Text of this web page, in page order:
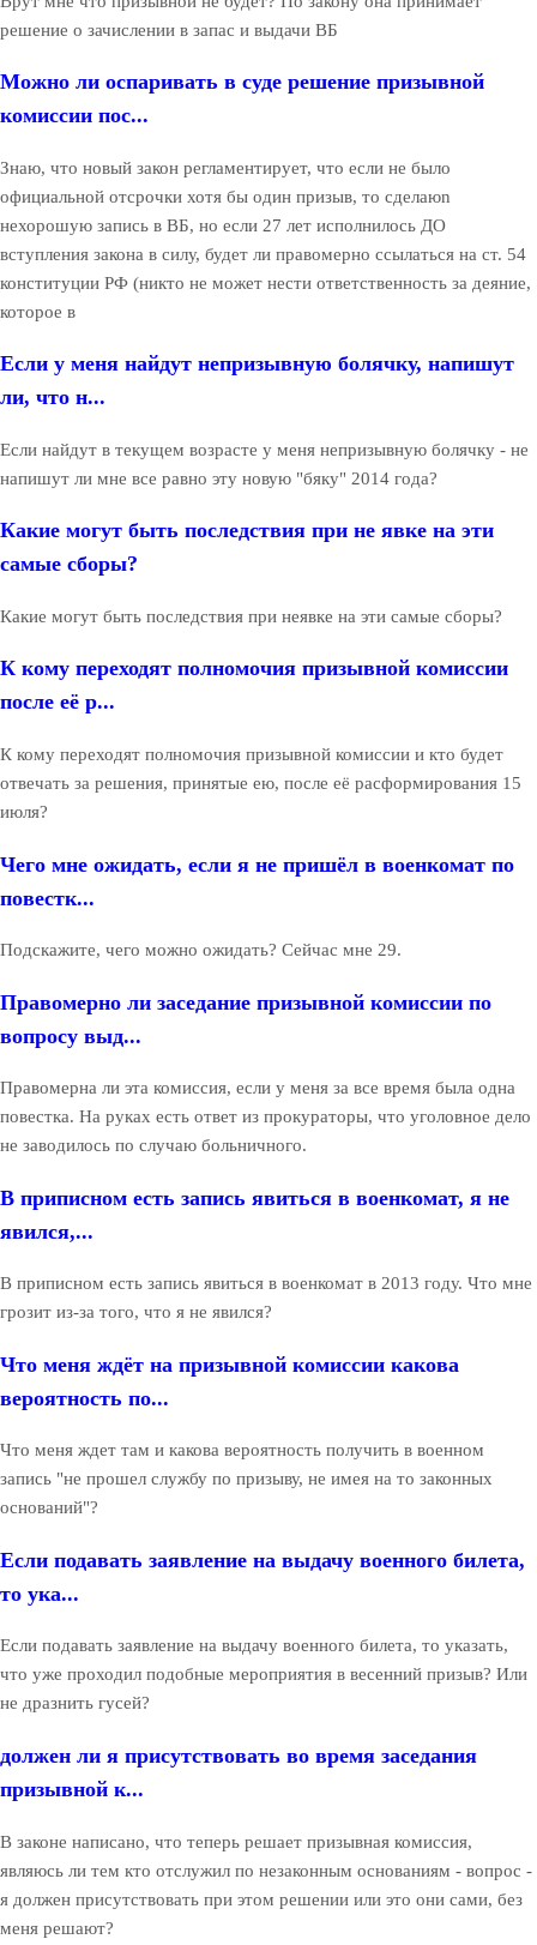
решение о зачислении в запас и выдачи ВБ
Можно ли оспаривать в суде решение призывной
комиссии пос...
Знаю, что новый закон регламентирует, что если не было
официальной отсрочки хотя бы один призыв, то сделаюn
нехорошую запись в ВБ, но если 27 лет исполнилось ДО
вступления закона в силу, будет ли правомерно ссылаться на ст. 54
конституции РФ (никто не может нести ответственность за деяние,
которое в
Если у меня найдут непризывную болячку, напишут
ли, что н...
Если найдут в текущем возрасте у меня непризывную болячку - не
напишут ли мне все равно эту новую "бяку" 2014 года?
Какие могут быть последствия при не явке на эти
самые сборы?
Какие могут быть последствия при неявке на эти самые сборы?
К кому переходят полномочия призывной комиссии
после её р...
К кому переходят полномочия призывной комиссии и кто будет
отвечать за решения, принятые ею, после её расформирования 15
июля?
Чего мне ожидать, если я не пришёл в военкомат по
повестк...
Подскажите, чего можно ожидать? Сейчас мне 29.
Правомерно ли заседание призывной комиссии по
вопросу выд...
Правомерна ли эта комиссия, если у меня за все время была одна
повестка. На руках есть ответ из прокураторы, что уголовное дело
не заводилось по случаю больничного.
В приписном есть запись явиться в военкомат, я не
явился,...
В приписном есть запись явиться в военкомат в 2013 году. Что мне
грозит из-за того, что я не явился?
Что меня ждёт на призывной комиссии какова
вероятность по...
Что меня ждет там и какова вероятность получить в военном
запись "не прошел службу по призыву, не имея на то законных
оснований"?
Если подавать заявление на выдачу военного билета,
то ука...
Если подавать заявление на выдачу военного билета, то указать,
что уже проходил подобные мероприятия в весенний призыв? Или
не дразнить гусей?
должен ли я присутствовать во время заседания
призывной к...
В законе написано, что теперь решает призывная комиссия,
являюсь ли тем кто отслужил по незаконным основаниям - вопрос -
я должен присутствовать при этом решении или это они сами, без
меня решают?